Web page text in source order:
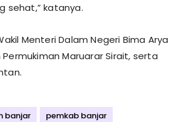
sehat,” katanya.
Menteri Dalam Negeri Bima Arya
Maruarar Sirait, serta
banjar pemkab banjar